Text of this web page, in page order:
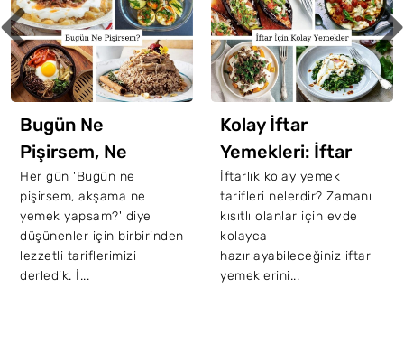
Kolay İftar
Yemekleri: İftar
İçin 20 Kolay Tarif
İftarlık kolay yemek
tarifleri nelerdir? Zamanı
kısıtlı olanlar için evde
kolayca
hazırlayabileceğiniz iftar
yemeklerini...
İftara Özel 45
Enfes Çorba Tarifi
İftar için pratik çorba
tarifleri mi arıyorsunuz?
İşte, Ramazan ayında
sofralarınızdan eksik
etmek istemeyeceğiniz
birbi...